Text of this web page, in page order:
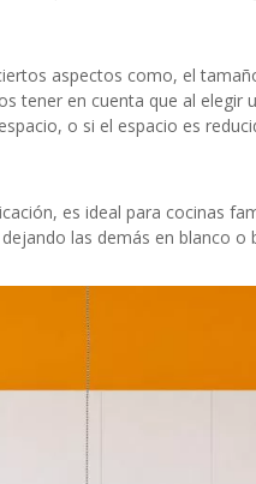
aspectos como, el
tener en cuenta que al elegir
o si el espacio es
es ideal para cocinas
las demás en blanco o